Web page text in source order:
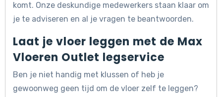
komt. Onze deskundige medewerkers staan klaar om
je te adviseren en al je vragen te beantwoorden.
Laat je vloer leggen met de Max
Vloeren Outlet legservice
Ben je niet handig met klussen of heb je
gewoonweg geen tijd om de vloer zelf te leggen?